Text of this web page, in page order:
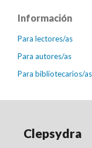
Información
Para lectores/as
Para autores/as
Para bibliotecarios/as
Clepsydra